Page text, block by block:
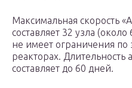
Максимальная скорость
составляет 32 узла
не имеет ограничения по
реакторах. Длительность
составляет до 60 дней.